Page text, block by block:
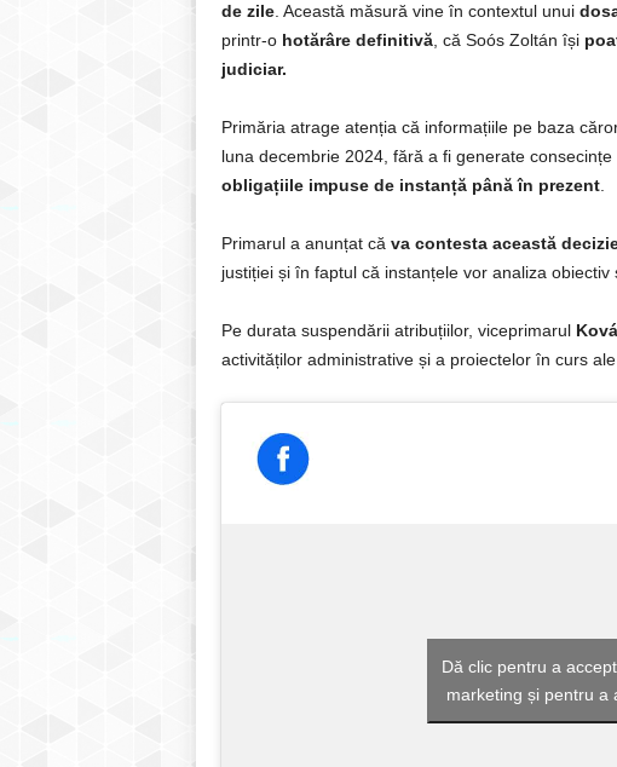
de zile. Această măsură vine în contextul unui
printr-o hotărâre definitivă, că Soós Zoltán își
judiciar.
Primăria atrage atenția că informațiile pe baza
luna decembrie 2024, fără a fi generate
obligațiile impuse de instanță până în prezent.
Primarul a anunțat că va contesta această
justiției și în faptul că instanțele vor analiza obiectiv
Pe durata suspendării atribuțiilor, viceprimarul
activităților administrative și a proiectelor în curs ale
Dă clic pentru a
marketing și pentru a